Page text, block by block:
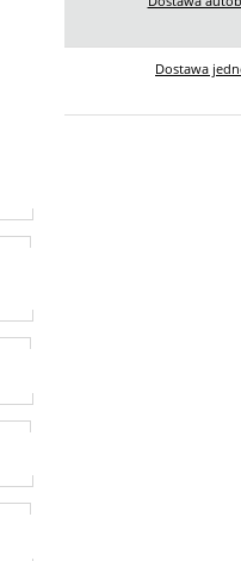
Dostawa